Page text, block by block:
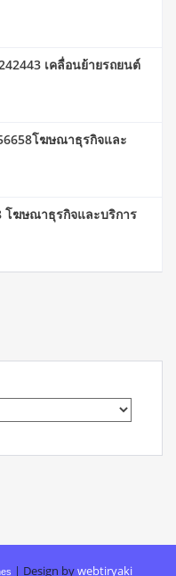
เคลื่อนย้ายรถยนต์
โฆษณาธุรกิจและ
โฆษณาธุรกิจและบริการ
| Design bywebtiryaki